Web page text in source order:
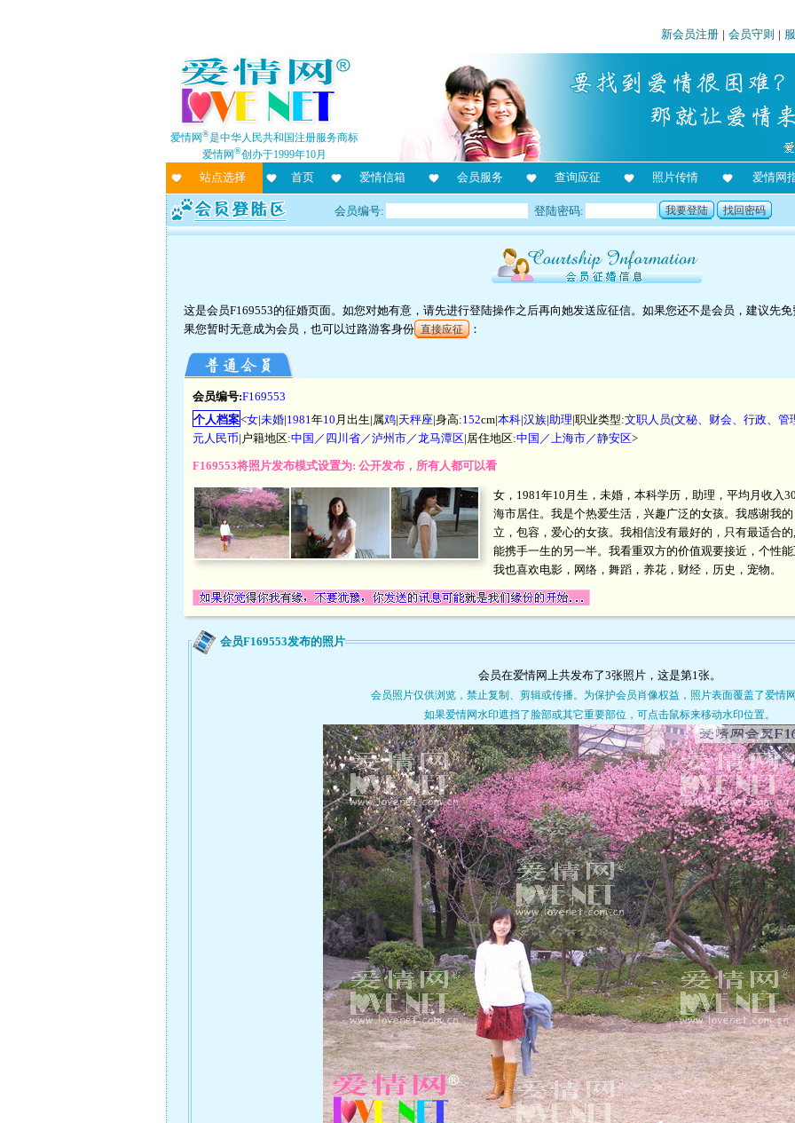
新会员注册 | 会员守则 |
爱情网®是中华人民共和国注册服务商标
爱情网®创办于1999年10月
站点选择 首页 爱情信箱 会员服务 查询应征 照片传情 爱情网
会员编号: 登陆密码: 我要登陆 找回密码
这是会员F169553的征婚页面。如您对她有意，请先进行登陆操作之后再向她发送应征信。如果您还不是会员，建议先免
果您暂时无意成为会员，也可以过路游客身份 直接应征 ：
会员编号:F169553
个人档案<女|未婚|1981年10 月出生|属鸡|天秤座|身高:152cm|本科|汉族|助理|职业类型:文职人员(文秘、财会、行政、管
元人民币|户籍地区:中国／四川省／泸州市／龙马潭区|居住地区:中国／上海市／静安区>
F169553将照片发布模式设置为: 公开发布，所有人都可以看
女，1981年10月生，未婚，本科学历，助理，平均月收入
海市居住。我是个热爱生活，兴趣广泛的女孩。我感谢我
立，包容，爱心的女孩。我相信没有最好的，只有最适合
能携手一生的另一半。我看重双方的价值观要接近，个性
我也喜欢电影，网络，舞蹈，养花，财经，历史，宠物。
会员F169553发布的照片
会员在爱情网上共发布了3张照片，这是第1 张。
会员照片仅供浏览，禁止复制、剪辑或传播。为保护会员肖像权益，照片表面覆盖了爱情
如果爱情网水印遮挡了脸部或其它重要部位，可点击鼠标来移动水印位置。